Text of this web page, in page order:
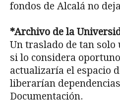
fondos de Alcalá no
*Archivo de la
Un traslado de tan solo
si lo considera
actualizaría el espacio
liberarían
Documentación.